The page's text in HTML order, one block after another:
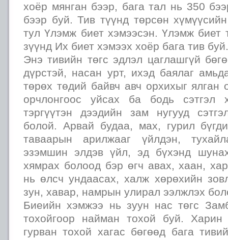
хоёр мянган бээр, бага тал нь 350
бээр буй. Тив түүнд төрсөн
тул Үлэмж биет хэмээсэн. Үлэмж биет
зүүнд Их биет хэмээх хоёр бага тив буй.
Энэ тивийн төгс эдлэл цаглашгүй
дүрстэй, насан урт, ихэд баялаг
төрөх төдий байвч авч орхихыг ялган
орчлонгоос уйсах ба бодь сэтгэл
тэргүүтэн дээдийн зам нугууд
болой. Арвай будаа, мах, гурил
таваарын арилжааг үйлдэн,
эзэмшин элдэв үйл, эд бүхэнд
хямрах болоод бэр өгч авах, хаан,
нь өлсч ундаасах, халж хөрөхийн
зун, хавар, намрын улирал ээлжлэх
Биеийн хэмжээ нь зуун нас төгс
тохойгоор найман тохой буй. Харин
гурван тохой хагас бөгөөд бага